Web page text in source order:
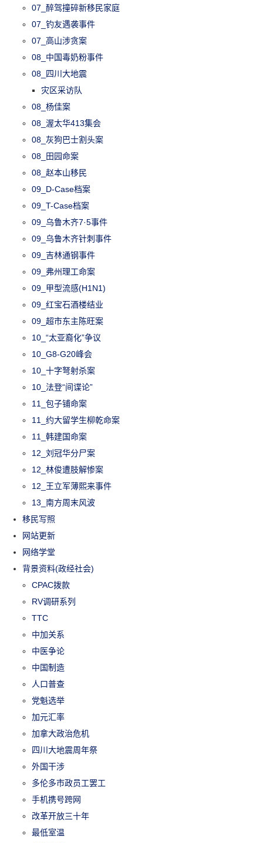
07_醉驾撞碎新移民家庭
07_钓友遇袭事件
07_高山涉贪案
08_中国毒奶粉事件
08_四川大地震
灾区采访队
08_杨佳案
08_渥太华413集会
08_灰狗巴士割头案
08_田园命案
08_赵本山移民
09_D-Case档案
09_T-Case档案
09_乌鲁木齐7·5事件
09_乌鲁木齐针刺事件
09_吉林通钢事件
09_弗州理工命案
09_甲型流感(H1N1)
09_红宝石酒楼结业
09_超市东主陈旺案
10_“太亚裔化”争议
10_G8-G20峰会
10_十字弩射杀案
10_法登“间谍论”
11_包子铺命案
11_约大留学生柳乾命案
11_韩建国命案
12_刘冠华分尸案
12_林俊遭肢解惨案
12_王立军薄熙来事件
13_南方周末风波
移民写照
网站更新
网络学堂
背景资料(政经社会)
CPAC拨款
RV调研系列
TTC
中加关系
中医争论
中国制造
人口普查
党魁选举
加元汇率
加拿大政治危机
四川大地震周年祭
外国干涉
多伦多市政员工罢工
手机携号跨网
改革开放三十年
最低室温